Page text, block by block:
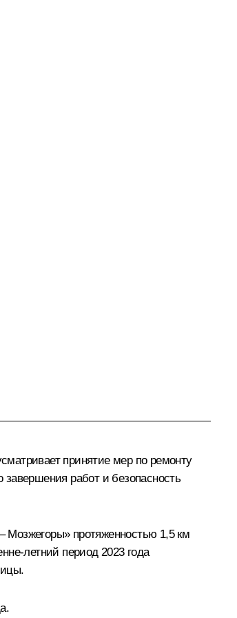
принятие мер по ремонту
работ и безопасность
Мозжегоры» протяженностью 1,5 км
летний период 2023 года